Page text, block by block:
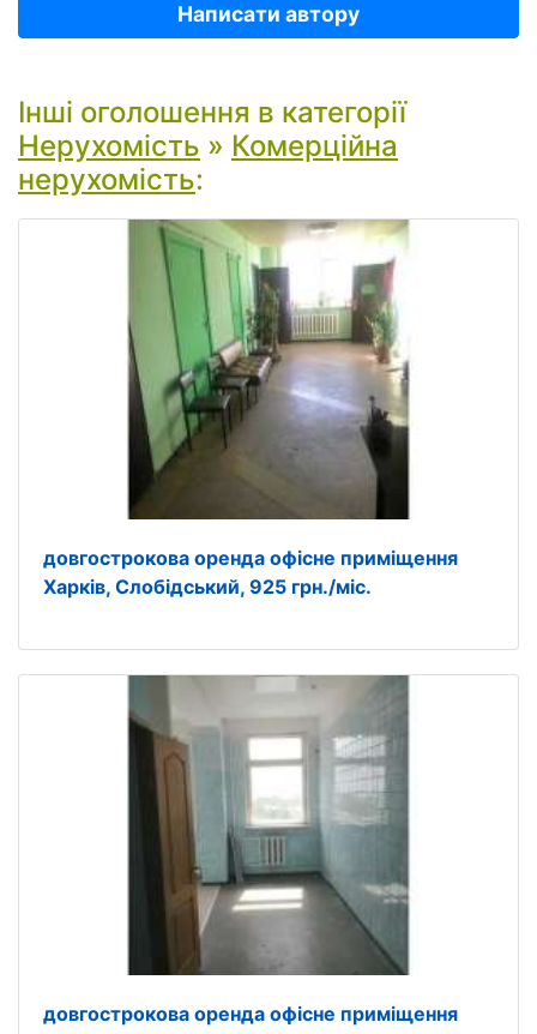
Написати автору
Інші оголошення в категорії
Нерухомість » Комерційна
нерухомість:
довгострокова оренда офісне приміщення
Харків, Слобідський, 925 грн./міс.
довгострокова оренда офісне приміщення